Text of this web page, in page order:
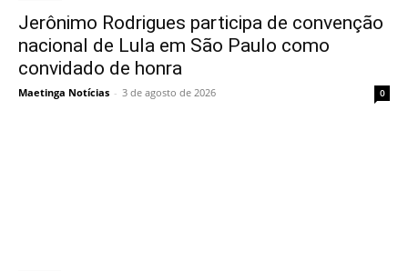
Jerônimo Rodrigues participa de convenção
nacional de Lula em São Paulo como
convidado de honra
Maetinga Notícias - 3 de agosto de 2026 0